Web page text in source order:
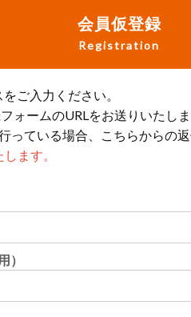
会員仮登録
Registration
ご入力ください。
ォームのURLをお送りいたしま
ている場合、こちらからの
ます。
）